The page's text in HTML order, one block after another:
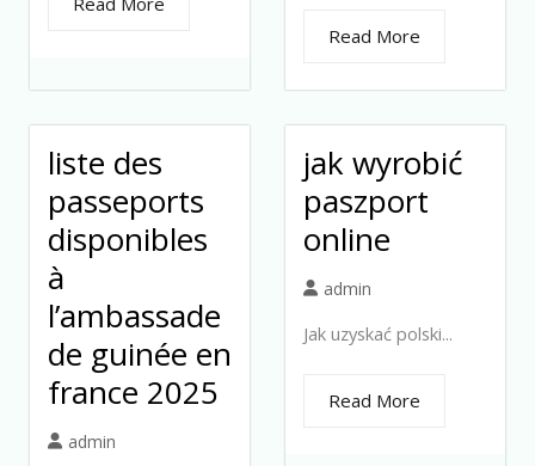
Read More
liste des
passeports
disponibles
à
l’ambassade
de guinée en
france 2025
admin
jak wyrobić
paszport
online
admin
Jak uzyskać polski...
Read More